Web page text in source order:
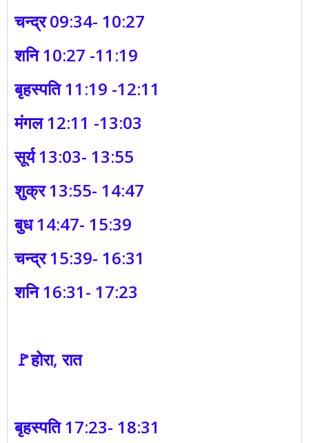
चन्द्र 09:34- 10:27
शनि 10:27 -11:19
बृहस्पति 11:19 -12:11
मंगल 12:11 -13:03
सूर्य 13:03- 13:55
शुक्र 13:55- 14:47
बुध 14:47- 15:39
चन्द्र 15:39- 16:31
शनि 16:31- 17:23
🚩होरा, रात
बृहस्पति 17:23- 18:31